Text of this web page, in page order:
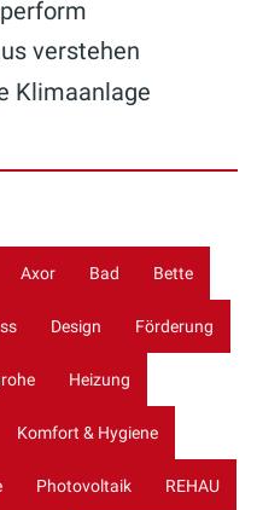
verstehen
Klimaanlage
Axor Bad Bette
Design Förderung
Heizung
Komfort & Hygiene
Photovoltaik REHAU